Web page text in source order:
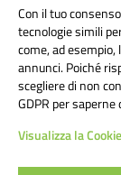
Istituto
Via Cesare
Codice
TOIC84200D |
Univoco:
Con il tuo
tecnologie simili
come, ad
annunci. Poiché
scegliere di non
GDPR per saperne
Visualizza la